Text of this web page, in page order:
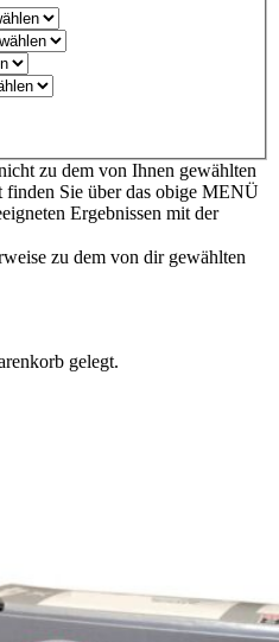
zu dem von Ihnen gewählten
finden Sie über das obige MENÜ
Ergebnissen mit der
zu dem von dir gewählten
gelegt.